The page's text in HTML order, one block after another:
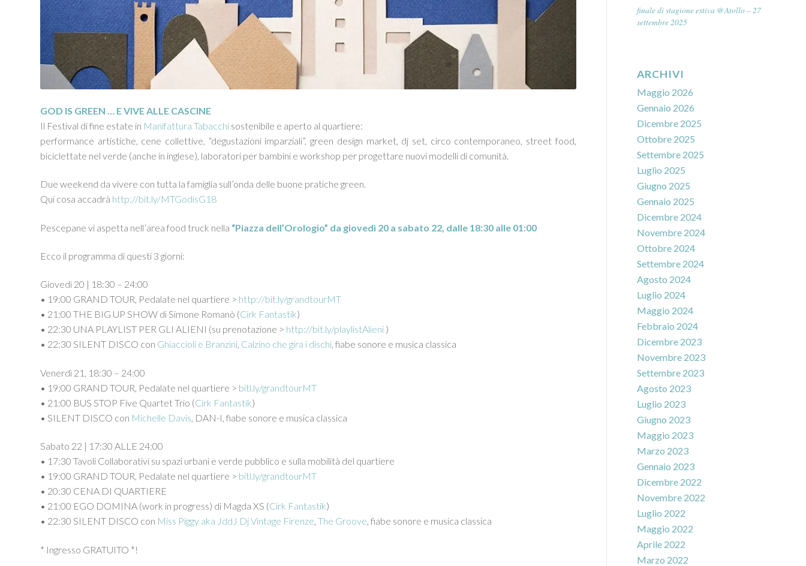
GOD IS GREEN … E VIVE ALLE CASCINE
Il Festival di fine estate in Manifattura Tabacchi sostenibile e aperto al quartiere:
performance artistiche, cene collettive, “degustazioni imparziali”, green design market, dj set, circo contemporaneo, street food,
biciclettate nel verde (anche in inglese), laboratori per bambini e workshop per progettare nuovi modelli di comunità.
Due weekend da vivere con tutta la famiglia sull’onda delle buone pratiche green.
Qui cosa accadrà http://bit.ly/MTGodisG18
Pescepane vi aspetta nell’area food truck nella “Piazza dell’Orologio” da giovedì 20 a sabato 22, dalle 18:30 alle 01:00
Ecco il programma di questi 3 giorni:
Giovedì 20 | 18:30 – 24:00
• 19:00 GRAND TOUR, Pedalate nel quartiere > http://bit.ly/grandtourMT
• 21:00 THE BIG UP SHOW di Simone Romanò (Cirk Fantastik)
• 22:30 UNA PLAYLIST PER GLI ALIENI (su prenotazione > http://bit.ly/playlistAlieni )
• 22:30 SILENT DISCO con Ghiaccioli e Branzini, Calzino che gira i dischi, fiabe sonore e musica classica
Venerdì 21, 18:30 – 24:00
• 19:00 GRAND TOUR, Pedalate nel quartiere > bitl.ly/grandtourMT
• 21:00 BUS STOP Five Quartet Trio (Cirk Fantastik)
• SILENT DISCO con Michelle Davis , DAN-I, fiabe sonore e musica classica
Sabato 22 | 17:30 ALLE 24:00
• 17:30 Tavoli Collaborativi su spazi urbani e verde pubblico e sulla mobilità del quartiere
• 19:00 GRAND TOUR, Pedalate nel quartiere > bitl.ly/grandtourMT
• 20:30 CENA DI QUARTIERE ️
• 21:00 EGO DOMINA (work in progress) di Magda XS (Cirk Fantastik)
• 22:30 SILENT DISCO con Miss Piggy aka JddJ Dj Vintage Firenze, The Groove, fiabe sonore e musica classica
* Ingresso GRATUITO *!
finale di stagione estiva @Atollo – 27
settembre 2025
ARCHIVI
Maggio 2026
Gennaio 2026
Dicembre 2025
Ottobre 2025
Settembre 2025
Luglio 2025
Giugno 2025
Gennaio 2025
Dicembre 2024
Novembre 2024
Ottobre 2024
Settembre 2024
Agosto 2024
Luglio 2024
Maggio 2024
Febbraio 2024
Dicembre 2023
Novembre 2023
Settembre 2023
Agosto 2023
Luglio 2023
Giugno 2023
Maggio 2023
Marzo 2023
Gennaio 2023
Dicembre 2022
Novembre 2022
Luglio 2022
Maggio 2022
Aprile 2022
Marzo 2022